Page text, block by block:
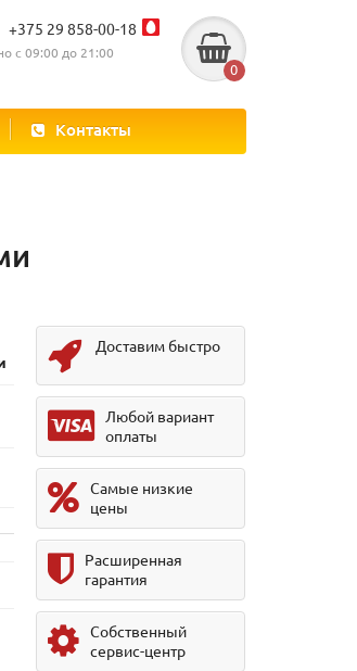
+375 29 858-00-18
с 09:00 до 21:00
0
Контакты
Доставим быстро
Любой вариант
оплаты
Самые низкие
цены
Расширенная
гарантия
Собственный
сервис-центр